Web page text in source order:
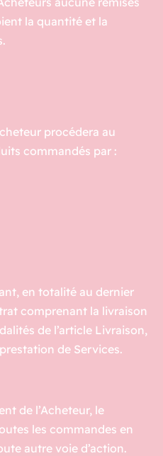
la quantité et la
procédera au
commandés par :
en totalité au dernier
comprenant la livraison
de l’article Livraison,
de Services.
de l’Acheteur, le
les commandes en
autre voie d’action.